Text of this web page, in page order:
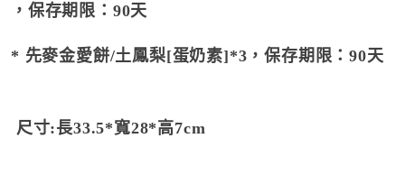
，保存期限：90天
* 先麥金愛餅/土鳳梨[蛋奶素]*3，保存期限：90天
尺寸:長33.5*寬28*高7cm